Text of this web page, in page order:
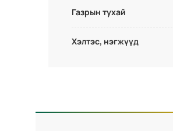
Газрын тухай
Хэлтэс, нэгжүүд